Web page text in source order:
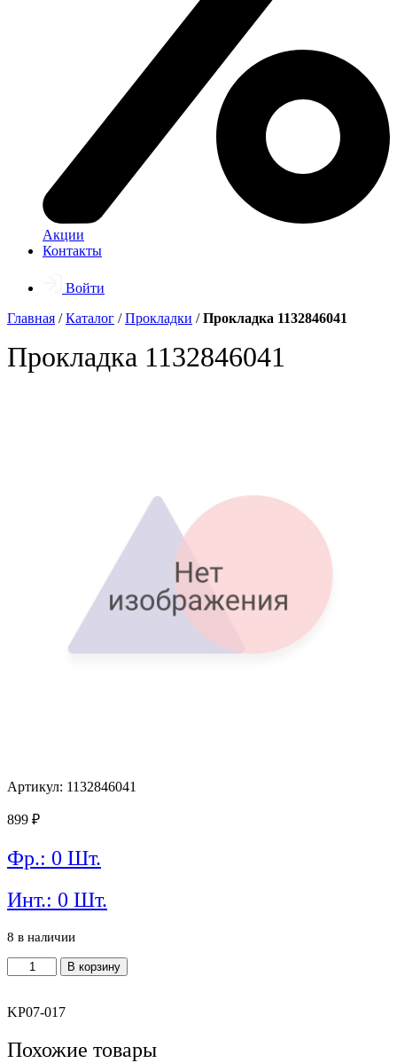
Акции
Контакты
Войти
Главная /Каталог /Прокладки /Прокладка 1132846041
Прокладка 1132846041
Артикул: 1132846041
899 ₽
Фр.: 0 Шт.
Инт.: 0 Шт.
8 в наличии
Количество
товара
1132846041
В корзину
KP07-017
Похожие товары